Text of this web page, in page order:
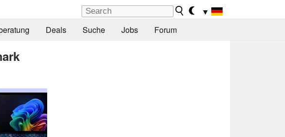
▼
Deals Suche Jobs Forum